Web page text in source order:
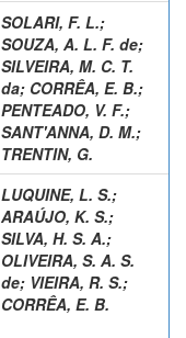
SOLARI, F. L.;
SOUZA, A. L. F. de;
SILVEIRA, M. C. T.
da; CORRÊA, E. B.;
PENTEADO, V. F.;
SANT'ANNA, D. M.;
TRENTIN, G.
LUQUINE, L. S.;
ARAÚJO, K. S.;
SILVA, H. S. A.;
OLIVEIRA, S. A. S.
de; VIEIRA, R. S.;
CORRÊA, E. B.